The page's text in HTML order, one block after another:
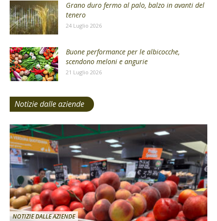
Grano duro fermo al palo, balzo in avanti del
tenero
24 Luglio 2026
Buone performance per le albicocche,
scendono meloni e angurie
21 Luglio 2026
Notizie dalle aziende
NOTIZIE DALLE AZIENDE